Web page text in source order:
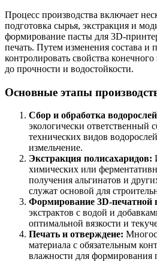
Процесс производства включает
подготовка сырья, экстракция и
формирование пасты для 3D-
печать. Путем изменения состава и
контролировать свойства
до прочности и водостойкости.
Основные этапы
Сбор и обработка
экологически ответственный
технических видов
измельчение.
Экстракция полисахаридов:
химических или
получения альгинатов и
служат основой для
Формирование 3D-печатной
экстрактов с водой и
оптимальной вязкости и
Печать и отверждеие:
материала с обязательным
влажности для формирования